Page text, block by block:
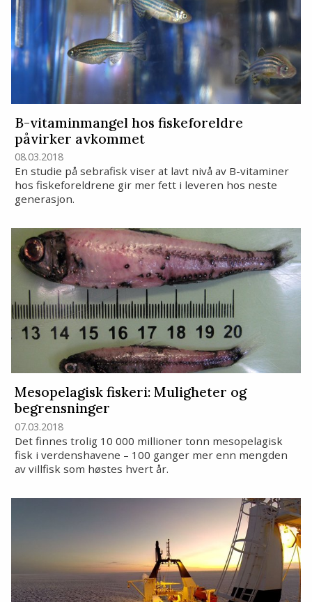
B-vitaminmangel hos fiskeforeldre
påvirker avkommet
08.03.2018
En studie på sebrafisk viser at lavt nivå av B-vitaminer
hos fiskeforeldrene gir mer fett i leveren hos neste
generasjon.
Mesopelagisk fiskeri: Muligheter og
begrensninger
07.03.2018
Det finnes trolig 10 000 millioner tonn mesopelagisk
fisk i verdenshavene – 100 ganger mer enn mengden
av villfisk som høstes hvert år.